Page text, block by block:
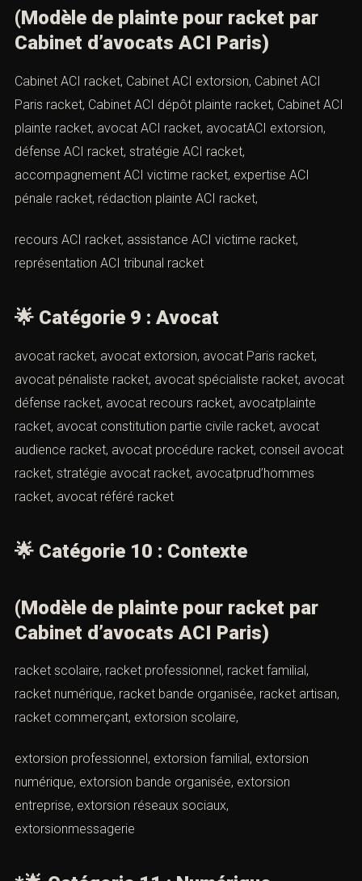
accompagnement victime racket, droits victime racket,
indemnisation victime racket, réparation victime racket,
préjudice moral victime racket, préjudice matériel
victime racket, préjudice financier victime racket,
préjudice professionnel victime racket, soutien victime
racket, aide victime racket, conseil victime racket
Cabinet d’avocats ACI Paris)
Paris racket, Cabinet ACI dépôt plainte racket, Cabinet
ACI plainte racket, avocat ACI racket, avocatACI
extorsion, défense ACI racket, stratégie ACI racket,
accompagnement ACI victime racket, expertise ACI
pénale racket, rédaction plainte ACI racket,
recours ACI racket, assistance ACI victime racket,
avocat racket, avocat extorsion, avocat Paris racket,
avocat pénaliste racket, avocat spécialiste racket,
avocat défense racket, avocat recours racket,
avocatplainte racket, avocat constitution partie civile
racket, avocat audience racket, avocat procédure
avocatprud’hommes racket, avocat référé racket
🌟Catégorie 10 : Contexte
(Modèle de plainte pour racket par